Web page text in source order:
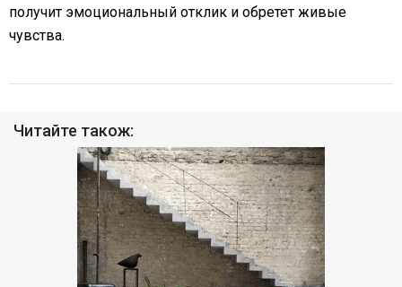
получит эмоциональный отклик и обретет живые
чувства.
Читайте також: